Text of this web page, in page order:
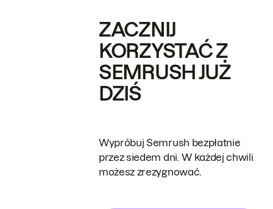
ZACZNIJ
KORZYSTAĆ Z
SEMRUSH JUŻ
DZIŚ
Wypróbuj Semrush bezpłatnie
przez siedem dni. W każdej chwili
możesz zrezygnować.